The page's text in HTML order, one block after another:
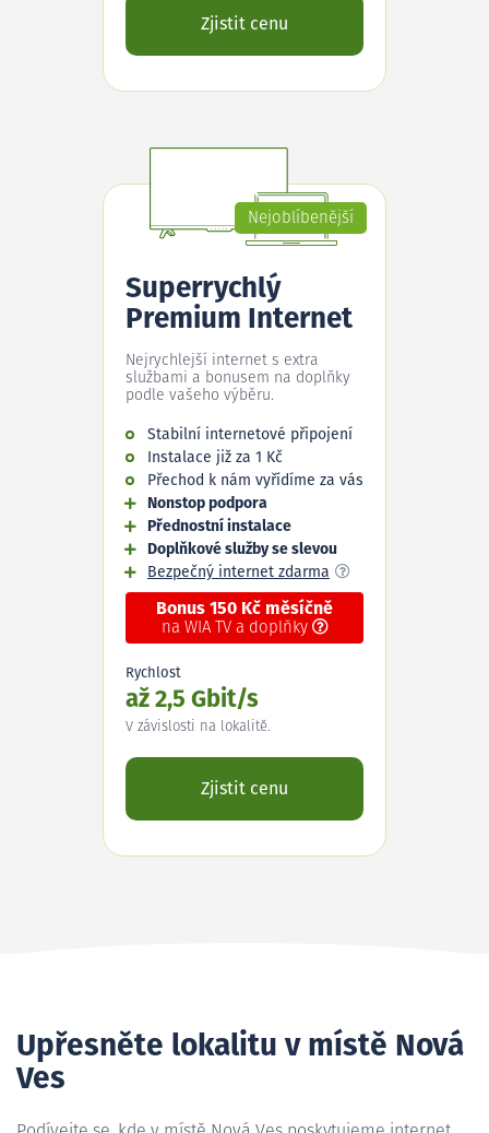
Zjistit cenu
Nejoblíbenější
Superrychlý
Premium Internet
Nejrychlejší internet s extra
službami a bonusem na doplňky
podle vašeho výběru.
Stabilní internetové připojení
Instalace již za 1 Kč
Přechod k nám vyřídíme za vás
Nonstop podpora
Přednostní instalace
Doplňkové služby se slevou
Bezpečný internet zdarma
Bonus 150 Kč měsíčně
na WIA TV a doplňky
Rychlost
až 2,5 Gbit/s
V závislosti na lokalitě.
Zjistit cenu
Upřesněte lokalitu v místě Nová
Ves